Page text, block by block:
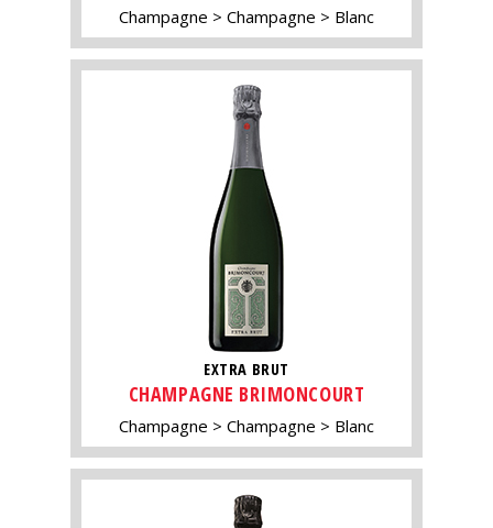
Champagne Champagne Blanc
EXTRA BRUT
CHAMPAGNE BRIMONCOURT
Champagne Champagne Blanc